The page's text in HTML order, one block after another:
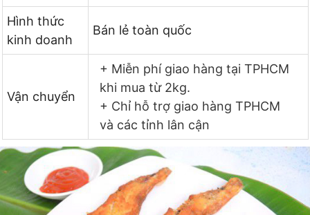
Hình thức
kinh doanh
Bán lẻ toàn quốc
Vận chuyển
+ Miễn phí giao hàng tại TPHCM
khi mua từ 2kg.
+ Chỉ hỗ trợ giao hàng TPHCM
và các tỉnh lân cận